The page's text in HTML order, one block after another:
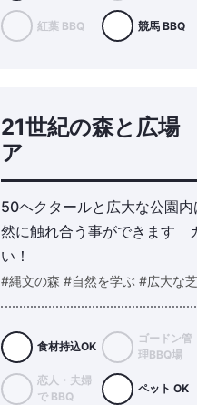
紅葉 BBQ 競馬 BBQ
21世紀の森と広場
ア
50ヘクタールと広大な公園
然に触れ合う事ができます
い！
#縄文の森 #自然を学ぶ #広大な
食材持込OK
ゴードン管
理BBQ場
恋人・夫婦
で BBQ
ペット OK